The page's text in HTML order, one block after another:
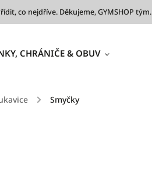
co nejdříve. Děkujeme, GYMSHOP tým.
CHRÁNIČE & OBUV
/ Smyčky